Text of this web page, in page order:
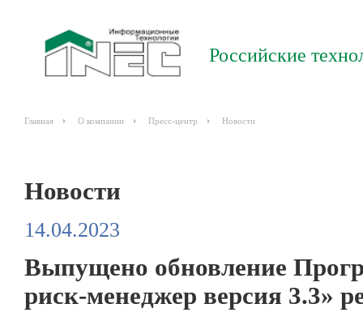
Российские
Главная О компании Пресс-центр Новости
Новости
14.04.2023
Выпущено обновление
риск-менеджер версия 3.3»